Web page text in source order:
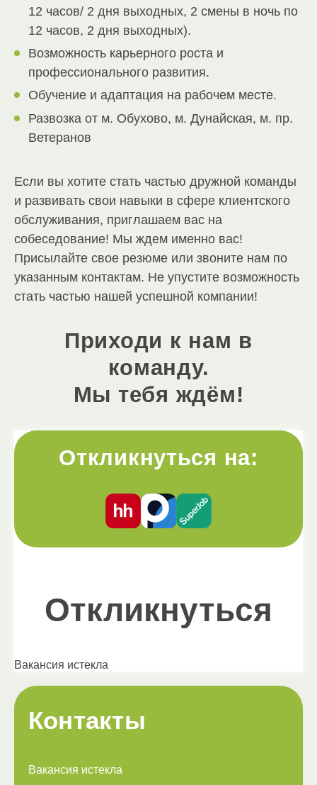
12 часов/ 2 дня выходных, 2 смены в ночь по
12 часов, 2 дня выходных).
Возможность карьерного роста и
профессионального развития.
Обучение и адаптация на рабочем месте.
Развозка от м. Обухово, м. Дунайская, м. пр.
Ветеранов
Если вы хотите стать частью дружной команды
и развивать свои навыки в сфере клиентского
обслуживания, приглашаем вас на
собеседование! Мы ждем именно вас!
Присылайте свое резюме или звоните нам по
указанным контактам. Не упустите возможность
стать частью нашей успешной компании!
Приходи к нам в
команду.
Мы тебя ждём!
Откликнуться на:
Откликнуться
Вакансия истекла
Контакты
Вакансия истекла